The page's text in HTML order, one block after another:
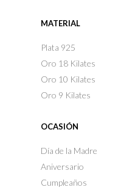
MATERIAL
Plata 925
Oro 18 Kilates
Oro 10 Kilates
Oro 9 Kilates
OCASIÓN
Día de la Madre
Aniversario
Cumpleaños